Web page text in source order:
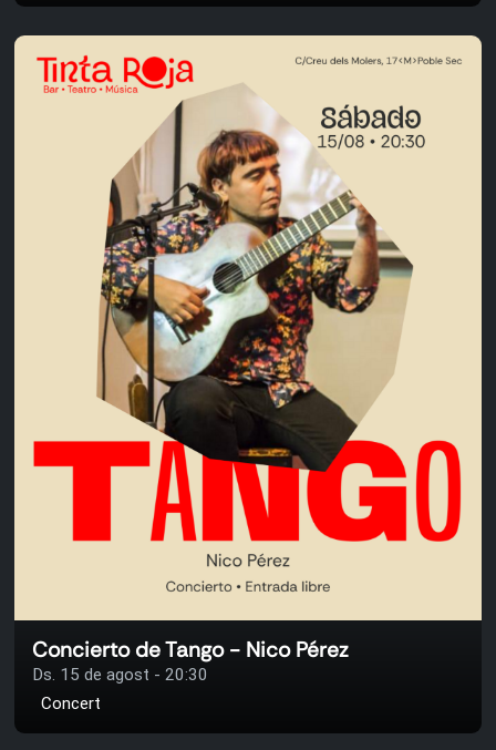
Concierto de Tango - Nico Pérez
Ds. 15 de agost - 20:30
Concert